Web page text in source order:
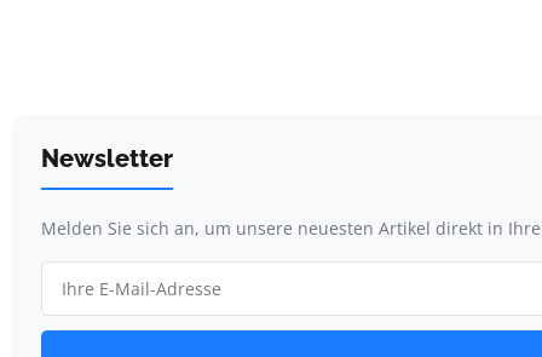
Newsletter
Melden Sie sich an, um unsere neuesten Artikel direkt in